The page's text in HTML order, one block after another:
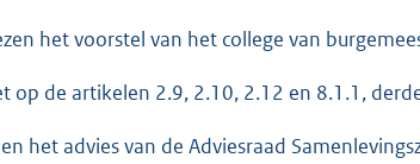
het voorstel van het college van
op de artikelen 2.9, 2.10, 2.12 en 8.1.1,
het advies van de Adviesraad